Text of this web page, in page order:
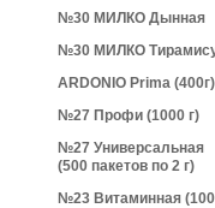
№30 МИЛКО Дынная
№30 МИЛКО
ARDONIO Prima (400г)
№27 Профи (1000 г)
№27 Универсальная
(500 пакетов по 2 г)
№23 Витаминная